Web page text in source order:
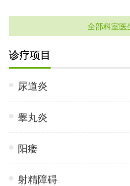
全部科室医
诊疗项目
尿道炎
睾丸炎
阳痿
射精障碍